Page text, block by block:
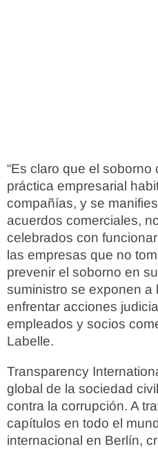
“Es claro que el
práctica empresarial
compañías, y se
acuerdos comerciales,
celebrados con
las empresas que no
prevenir el soborno en
suministro se exponen a
enfrentar acciones
empleados y socios
Labelle.
Transparency
global de la sociedad
contra la corrupción. A
capítulos en todo el
internacional en Berlín,